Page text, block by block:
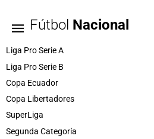
Fútbol Nacional
Liga Pro Serie A
Liga Pro Serie B
Copa Ecuador
Copa Libertadores
SuperLiga
Segunda Categoría